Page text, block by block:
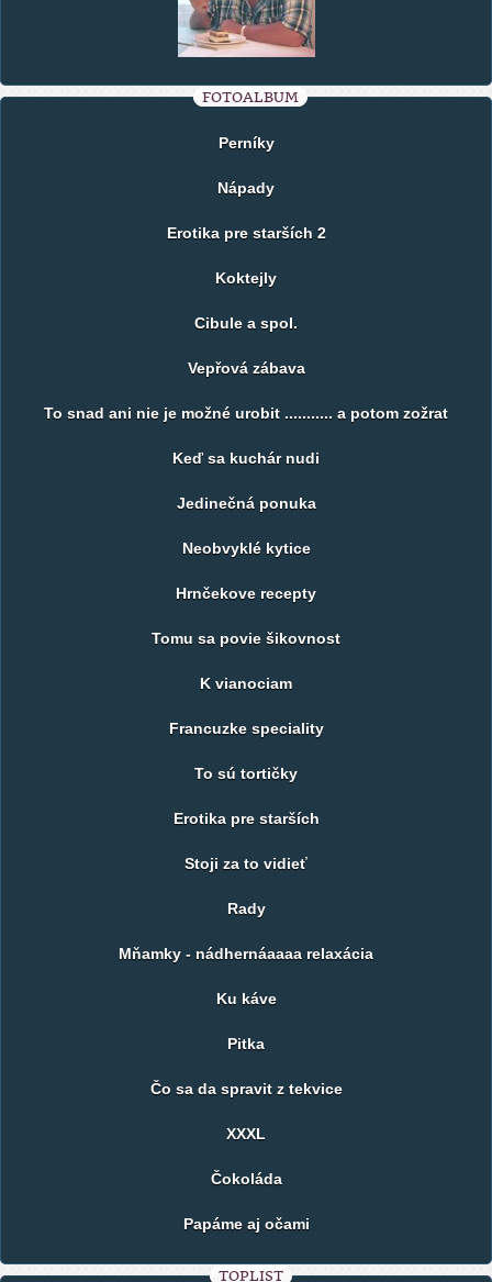
FOTOALBUM
Perníky
Nápady
Erotika pre starších 2
Koktejly
Cibule a spol.
Vepřová zábava
To snad ani nie je možné urobit ........... a potom zožrat
Keď sa kuchár nudi
Jedinečná ponuka
Neobvyklé kytice
Hrnčekove recepty
Tomu sa povie šikovnost
K vianociam
Francuzke speciality
To sú tortičky
Erotika pre starších
Stoji za to vidieť
Rady
Mňamky - nádhernáaaaa relaxácia
Ku káve
Pitka
Čo sa da spravit z tekvice
XXXL
Čokoláda
Papáme aj očami
TOPLIST